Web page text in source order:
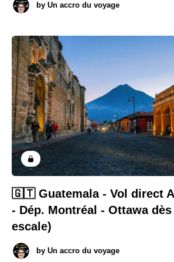
by Un accro du voyage
🇬🇹 Guatemala - Vol direct
- Dép. Montréal - Ottawa dès
escale)
by Un accro du voyage